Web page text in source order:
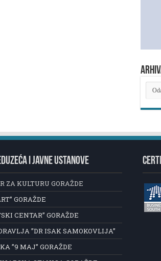
I JAVNE USTANOVE
ZA KULTURU GORAŽDE
GORAŽDE
CENTAR” GORAŽDE
”DR ISAK SAMOKOVLIJA”
”9 MAJ” GORAŽDE